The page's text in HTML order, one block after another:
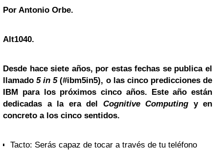
Por Antonio Orbe.
Alt1040.
Desde hace siete años, por estas fechas se publica el
llamado 5 in 5(#ibm5in5), o las cinco predicciones de
IBM para los próximos cinco años. Este año están
dedicadas a la era del Cognitive Computing y en
concreto a los cinco sentidos.
Tacto: Serás capaz de tocar a través de tu teléfono